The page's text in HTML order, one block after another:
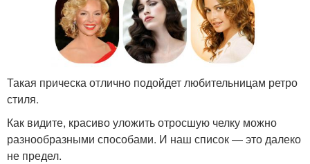
Такая прическа отлично подойдет любительницам ретро
стиля.
Как видите, красиво уложить отросшую челку можно
разнообразными способами. И наш список — это далеко
не предел.